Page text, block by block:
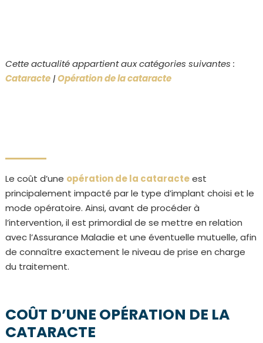
Cette actualité appartient aux catégories suivantes :
Cataracte|Opération de la cataracte
Le coût d’une opération de la cataracteest
principalement impacté par le type d’implant choisi et le
mode opératoire. Ainsi, avant de procéder à
l’intervention, il est primordial de se mettre en relation
avec l’Assurance Maladie et une éventuelle mutuelle, afin
de connaître exactement le niveau de prise en charge
du traitement.
COÛT D’UNE OPÉRATION DE LA
CATARACTE